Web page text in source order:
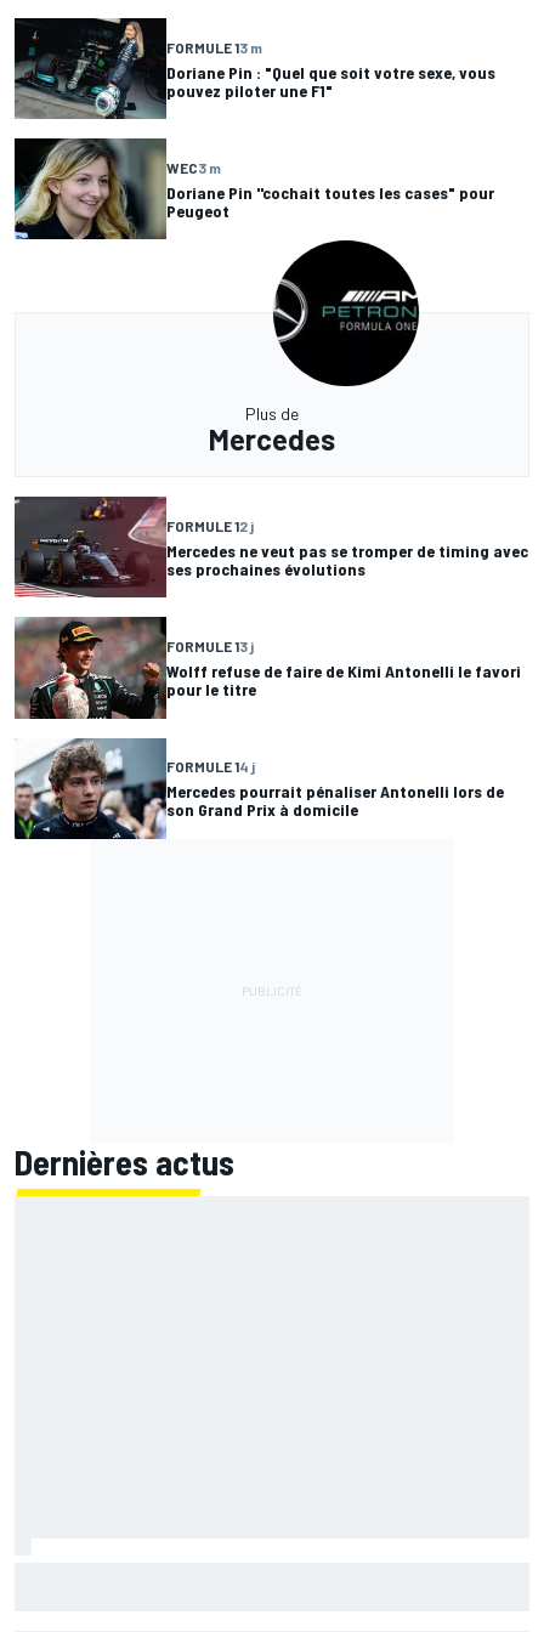
FORMULE 13 m
Doriane Pin : "Quel que soit votre sexe, vous
pouvez piloter une F1"
WEC3 m
Doriane Pin ''cochait toutes les cases" pour
Peugeot
Plus de
Mercedes
FORMULE 12 j
Mercedes ne veut pas se tromper de timing avec
ses prochaines évolutions
FORMULE 13 j
Wolff refuse de faire de Kimi Antonelli le favori
pour le titre
FORMULE 14 j
Mercedes pourrait pénaliser Antonelli lors de
son Grand Prix à domicile
Dernières actus